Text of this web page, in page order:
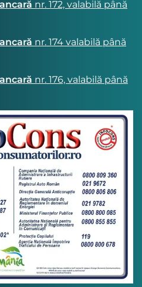
nr. 172, valabilă până
nr. 174 valabilă până
nr. 176, valabilă până